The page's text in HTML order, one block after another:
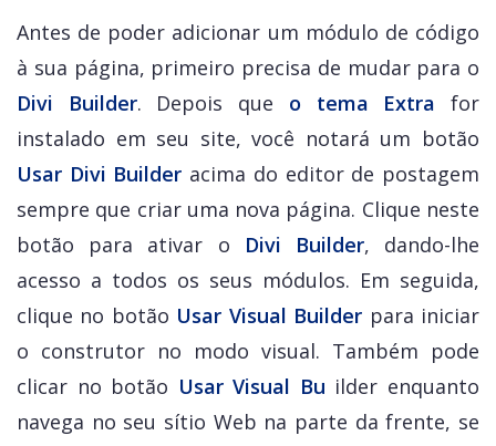
Antes de poder adicionar um módulo de código
à sua página, primeiro precisa de mudar para o
Divi Builder. Depois que o tema Extrafor
instalado em seu site, você notará um botão
Usar Divi Builder acima do editor de postagem
sempre que criar uma nova página. Clique neste
botão para ativar o Divi Builder, dando-lhe
acesso a todos os seus módulos. Em seguida,
clique no botão Usar Visual Builder para iniciar
o construtor no modo visual. Também pode
clicar no botão Usar Visual Bu ilder enquanto
navega no seu sítio Web na parte da frente, se